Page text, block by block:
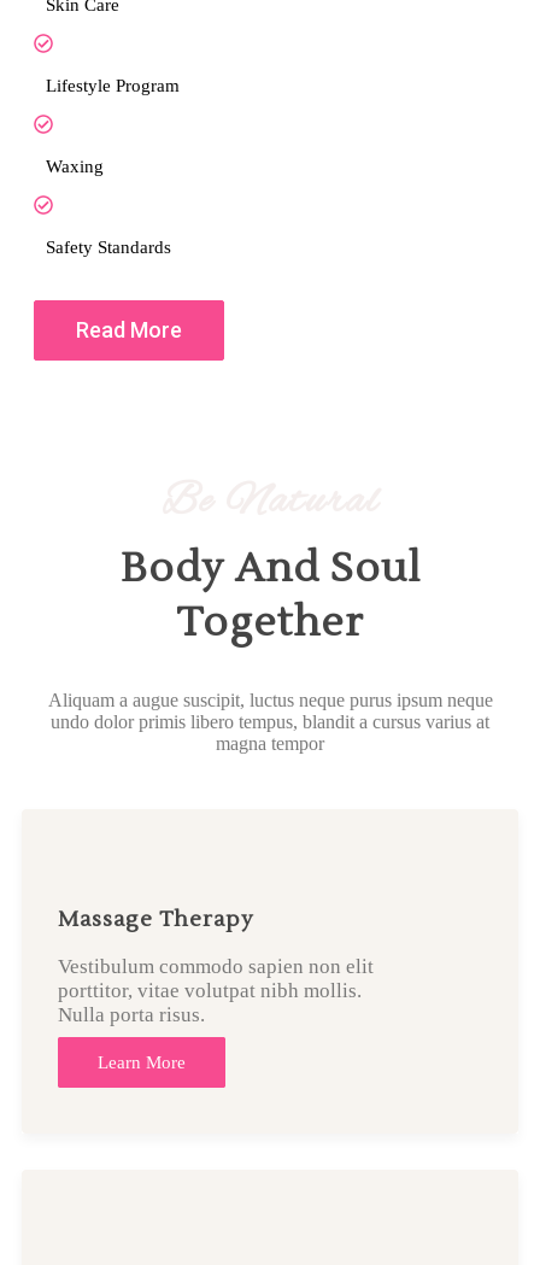
Skin Care
Lifestyle Program
Waxing
Safety Standards
Read More
Body And Soul
Together
Aliquam a augue suscipit, luctus neque purus ipsum neque
undo dolor primis libero tempus, blandit a cursus varius at
magna tempor
Massage Therapy
Vestibulum commodo sapien non elit
porttitor, vitae volutpat nibh mollis.
Nulla porta risus.
Learn More